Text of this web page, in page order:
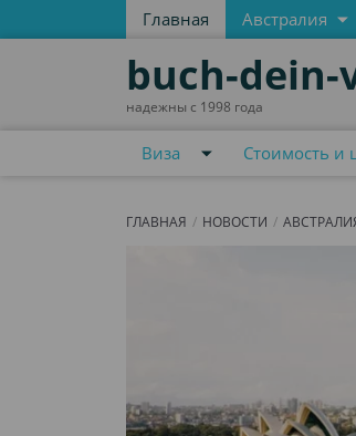
Главная Австралия
buch-dein-
надежны с 1998 года
Виза Стоимость и
ГЛАВНАЯ НОВОСТИ